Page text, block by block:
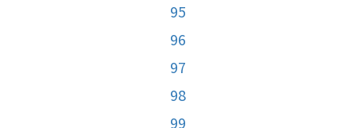
95
96
97
98
99